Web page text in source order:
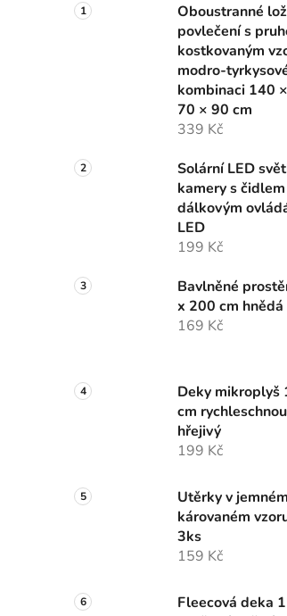
Oboustranné
povlečení s
kostkovaným
modro-
kombinaci 140
70 × 90 cm
339 Kč
Solární LED
kamery s
dálkovým
LED
199 Kč
Bavlněné
x 200 cm hnědá
169 Kč
Deky mikroplyš
cm
hřejivý
199 Kč
Utěrky v jemném
károvaném
3ks
159 Kč
Fleecová deka